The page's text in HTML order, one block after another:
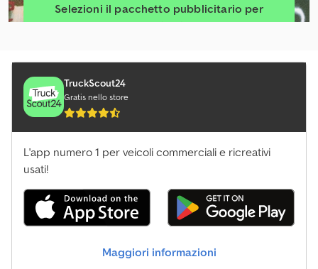
Selezioni il pacchetto pubblicitario per
venditori
TruckScout24
Gratis nello store
L'app numero 1 per veicoli commerciali e ricreativi
usati!
Maggiori informazioni